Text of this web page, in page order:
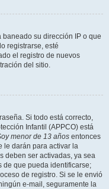
su dirección IP o que
registrarse, esté
el registro de nuevos
del sitio.
Si todo está correcto,
Infantil (APPCO) está
menor de 13 años entonces
le darán para activar la
deben ser activadas, ya sea
de que pueda identificarse;
de registro. Si se le envió
e-mail, seguramente la